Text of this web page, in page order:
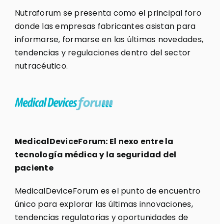
Nutraforum se presenta como el principal foro
donde las empresas fabricantes asistan para
informarse, formarse en las últimas novedades,
tendencias y regulaciones dentro del sector
nutracéutico.
MedicalDeviceForum: El nexo entre la
tecnología médica y la seguridad del
paciente
MedicalDeviceForum es el punto de encuentro
único para explorar las últimas innovaciones,
tendencias regulatorias y oportunidades de